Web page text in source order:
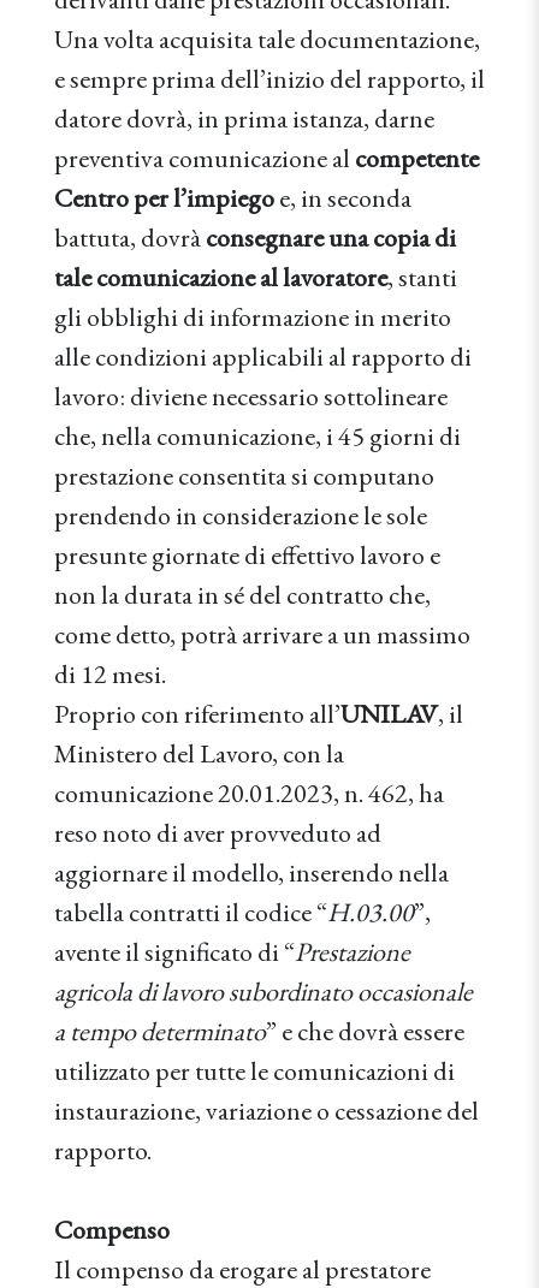
Una volta acquisita tale documentazione,
e sempre prima dell’inizio del rapporto, il
datore dovrà, in prima istanza, darne
preventiva comunicazione al competente
Centro per l’impiegoe, in seconda
battuta, dovràconsegnare una copia di
tale comunicazione al lavoratore, stanti
gli obblighi di informazione in merito
alle condizioni applicabili al rapporto di
lavoro: diviene necessario sottolineare
che, nella comunicazione, i 45 giorni di
prestazione consentita si computano
prendendo in considerazione le sole
presunte giornate di effettivo lavoro e
non la durata in sé del contratto che,
come detto, potrà arrivare a un massimo
di 12 mesi.
Proprio con riferimento all’UNILAV, il
Ministero del Lavoro, con la
comunicazione 20.01.2023, n. 462, ha
reso noto di aver provveduto ad
aggiornare il modello, inserendo nella
tabella contratti il codice “H.03.00”,
avente il significato di “Prestazione
agricola di lavoro subordinato occasionale
a tempo determinato” e che dovrà essere
utilizzato per tutte le comunicazioni di
instaurazione, variazione o cessazione del
rapporto.
Compenso
Il compenso da erogare al prestatore